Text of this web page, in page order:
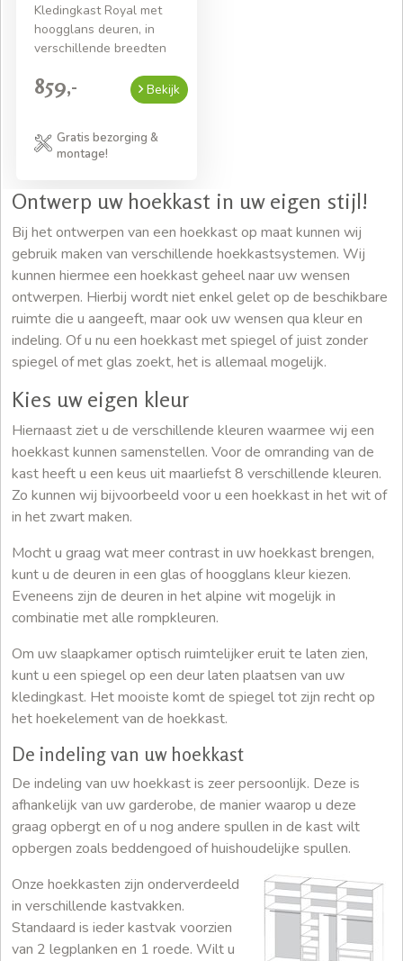
Kledingkast Royal met
hoogglans deuren, in
verschillende breedten
859,- Bekijk
Gratis bezorging &
montage!
Ontwerp uw hoekkast in uw eigen stijl!
Bij het ontwerpen van een hoekkast op maat kunnen wij
gebruik maken van verschillende hoekkastsystemen. Wij
kunnen hiermee een hoekkast geheel naar uw wensen
ontwerpen. Hierbij wordt niet enkel gelet op de beschikbare
ruimte die u aangeeft, maar ook uw wensen qua kleur en
indeling. Of u nu een hoekkast met spiegel of juist zonder
spiegel of met glas zoekt, het is allemaal mogelijk.
Kies uw eigen kleur
Hiernaast ziet u de verschillende kleuren waarmee wij een
hoekkast kunnen samenstellen. Voor de omranding van de
kast heeft u een keus uit maarliefst 8 verschillende kleuren.
Zo kunnen wij bijvoorbeeld voor u een hoekkast in het wit of
in het zwart maken.
Mocht u graag wat meer contrast in uw hoekkast brengen,
kunt u de deuren in een glas of hoogglans kleur kiezen.
Eveneens zijn de deuren in het alpine wit mogelijk in
combinatie met alle rompkleuren.
Om uw slaapkamer optisch ruimtelijker eruit te laten zien,
kunt u een spiegel op een deur laten plaatsen van uw
kledingkast. Het mooiste komt de spiegel tot zijn recht op
het hoekelement van de hoekkast.
De indeling van uw hoekkast
De indeling van uw hoekkast is zeer persoonlijk. Deze is
afhankelijk van uw garderobe, de manier waarop u deze
graag opbergt en of u nog andere spullen in de kast wilt
opbergen zoals beddengoed of huishoudelijke spullen.
Onze hoekkasten zijn onderverdeeld
in verschillende kastvakken.
Standaard is ieder kastvak voorzien
van 2 legplanken en 1 roede. Wilt u